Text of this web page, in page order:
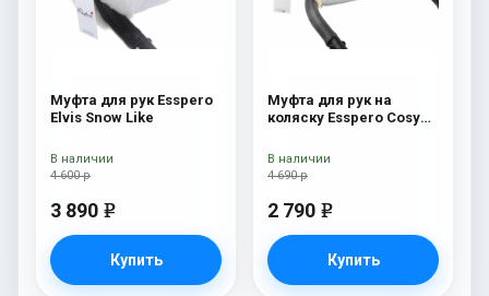
Муфта для рук Esspero
Elvis Snow Like
4 600 р
3 890 e
Купить
В наличии
Муфта для рук на
коляску Esspero Cosy
4 690 р
2 790 e
Купить
В наличии